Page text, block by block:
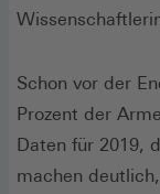
Schon vor der
Prozent der
Daten für 2019,
machen